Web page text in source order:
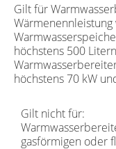
Gilt für
Wärmenennleistung
höchstens 500
höchstens 70 kW
Gilt nicht für:
gasförmigen oder